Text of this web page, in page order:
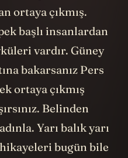
ortaya çıkmış.
başlı insanlardan
vardır. Güney
bakarsanız Pers
ortaya çıkmış
Belinden
Yarı balık yarı
bugün bile